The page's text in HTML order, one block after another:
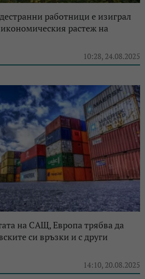
работници е изиграл
растеж на
10:28, 24.08.2025
на САЩ, Европа трябва да
си връзки и с други
14:10, 20.08.2025